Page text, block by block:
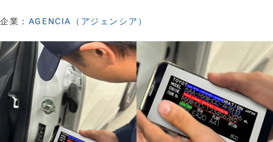
企業： AGENCIA（アジェンシア）